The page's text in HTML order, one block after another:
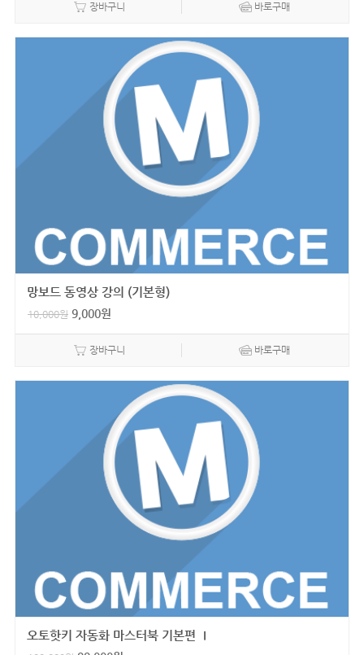
장바구니 바로구매
망보드 동영상 강의 (기본형)
10,000원 9,000원
장바구니 바로구매
오토핫키 자동화 마스터북 기본편 Ⅰ